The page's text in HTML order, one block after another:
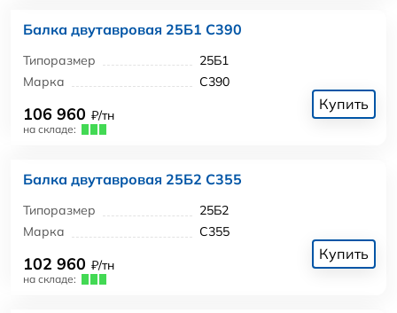
Балка двутавровая 25Б1 С390
Типоразмер
25Б1
Марка
С390
106 960 ₽/тн
на складе:
Купить
Балка двутавровая 25Б2 С355
Типоразмер
25Б2
Марка
С355
102 960 ₽/тн
на складе:
Купить